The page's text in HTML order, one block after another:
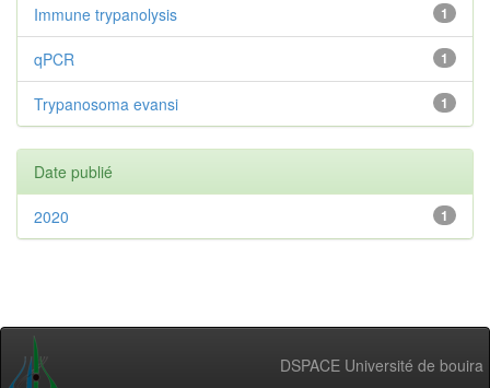
1
Immune trypanolysis
1
qPCR
1
Trypanosoma evansi
Date publié
1
2020
DSPACE Université de bouira